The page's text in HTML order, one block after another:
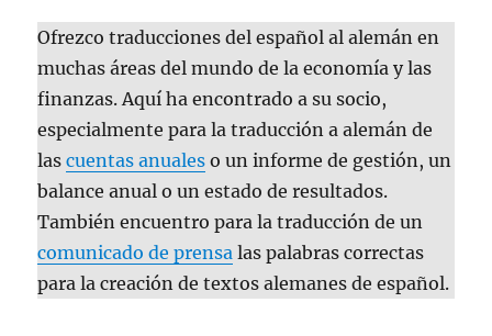
Ofrezco traducciones del español al alemán en
muchas áreas del mundo de la economía y las
finanzas. Aquí ha encontrado a su socio,
especialmente para la traducción a alemán de
lascuentas anuales o un informe de gestión, un
balance anual o un estado de resultados.
También encuentro para la traducción de un
comunicado de prensa las palabras correctas
para la creación de textos alemanes de español.